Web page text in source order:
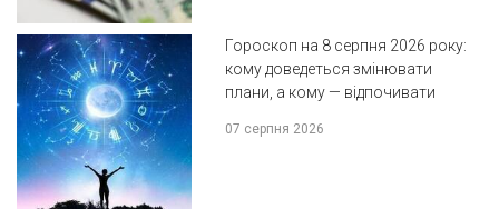
Гороскоп на 8 серпня 2026 року:
кому доведеться змінювати
плани, а кому — відпочивати
07 серпня 2026